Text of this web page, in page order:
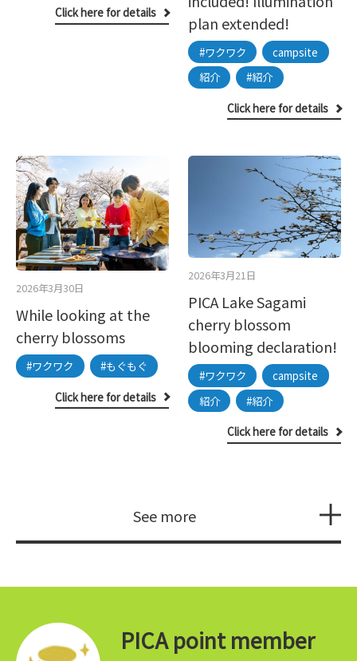
Click here for details
plan extended!
#ワクワク
campsite
紹介
#紹介
Click here for details
2026年3月30日
While looking at the
cherry blossoms
#ワクワク
#もぐもぐ
Click here for details
2026年3月21日
PICA Lake Sagami
cherry blossom
blooming declaration!
#ワクワク
campsite
紹介
#紹介
Click here for details
See more
PICA point member